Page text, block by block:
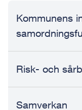
Kommunens
Risk- och
Samverkan